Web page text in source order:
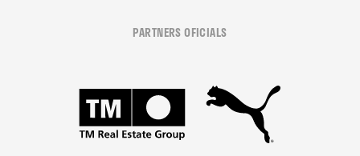
PARTNERS OFICIALS